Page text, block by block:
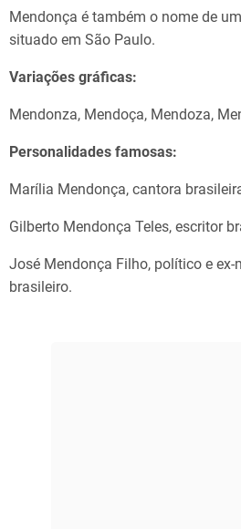
Mendonça é também o nome de
situado em São Paulo.
Variações gráficas:
Mendonza, Mendoça, Mendoza,
Personalidades famosas:
Marília Mendonça, cantora
Gilberto Mendonça Teles, escritor
José Mendonça Filho, político e
brasileiro.